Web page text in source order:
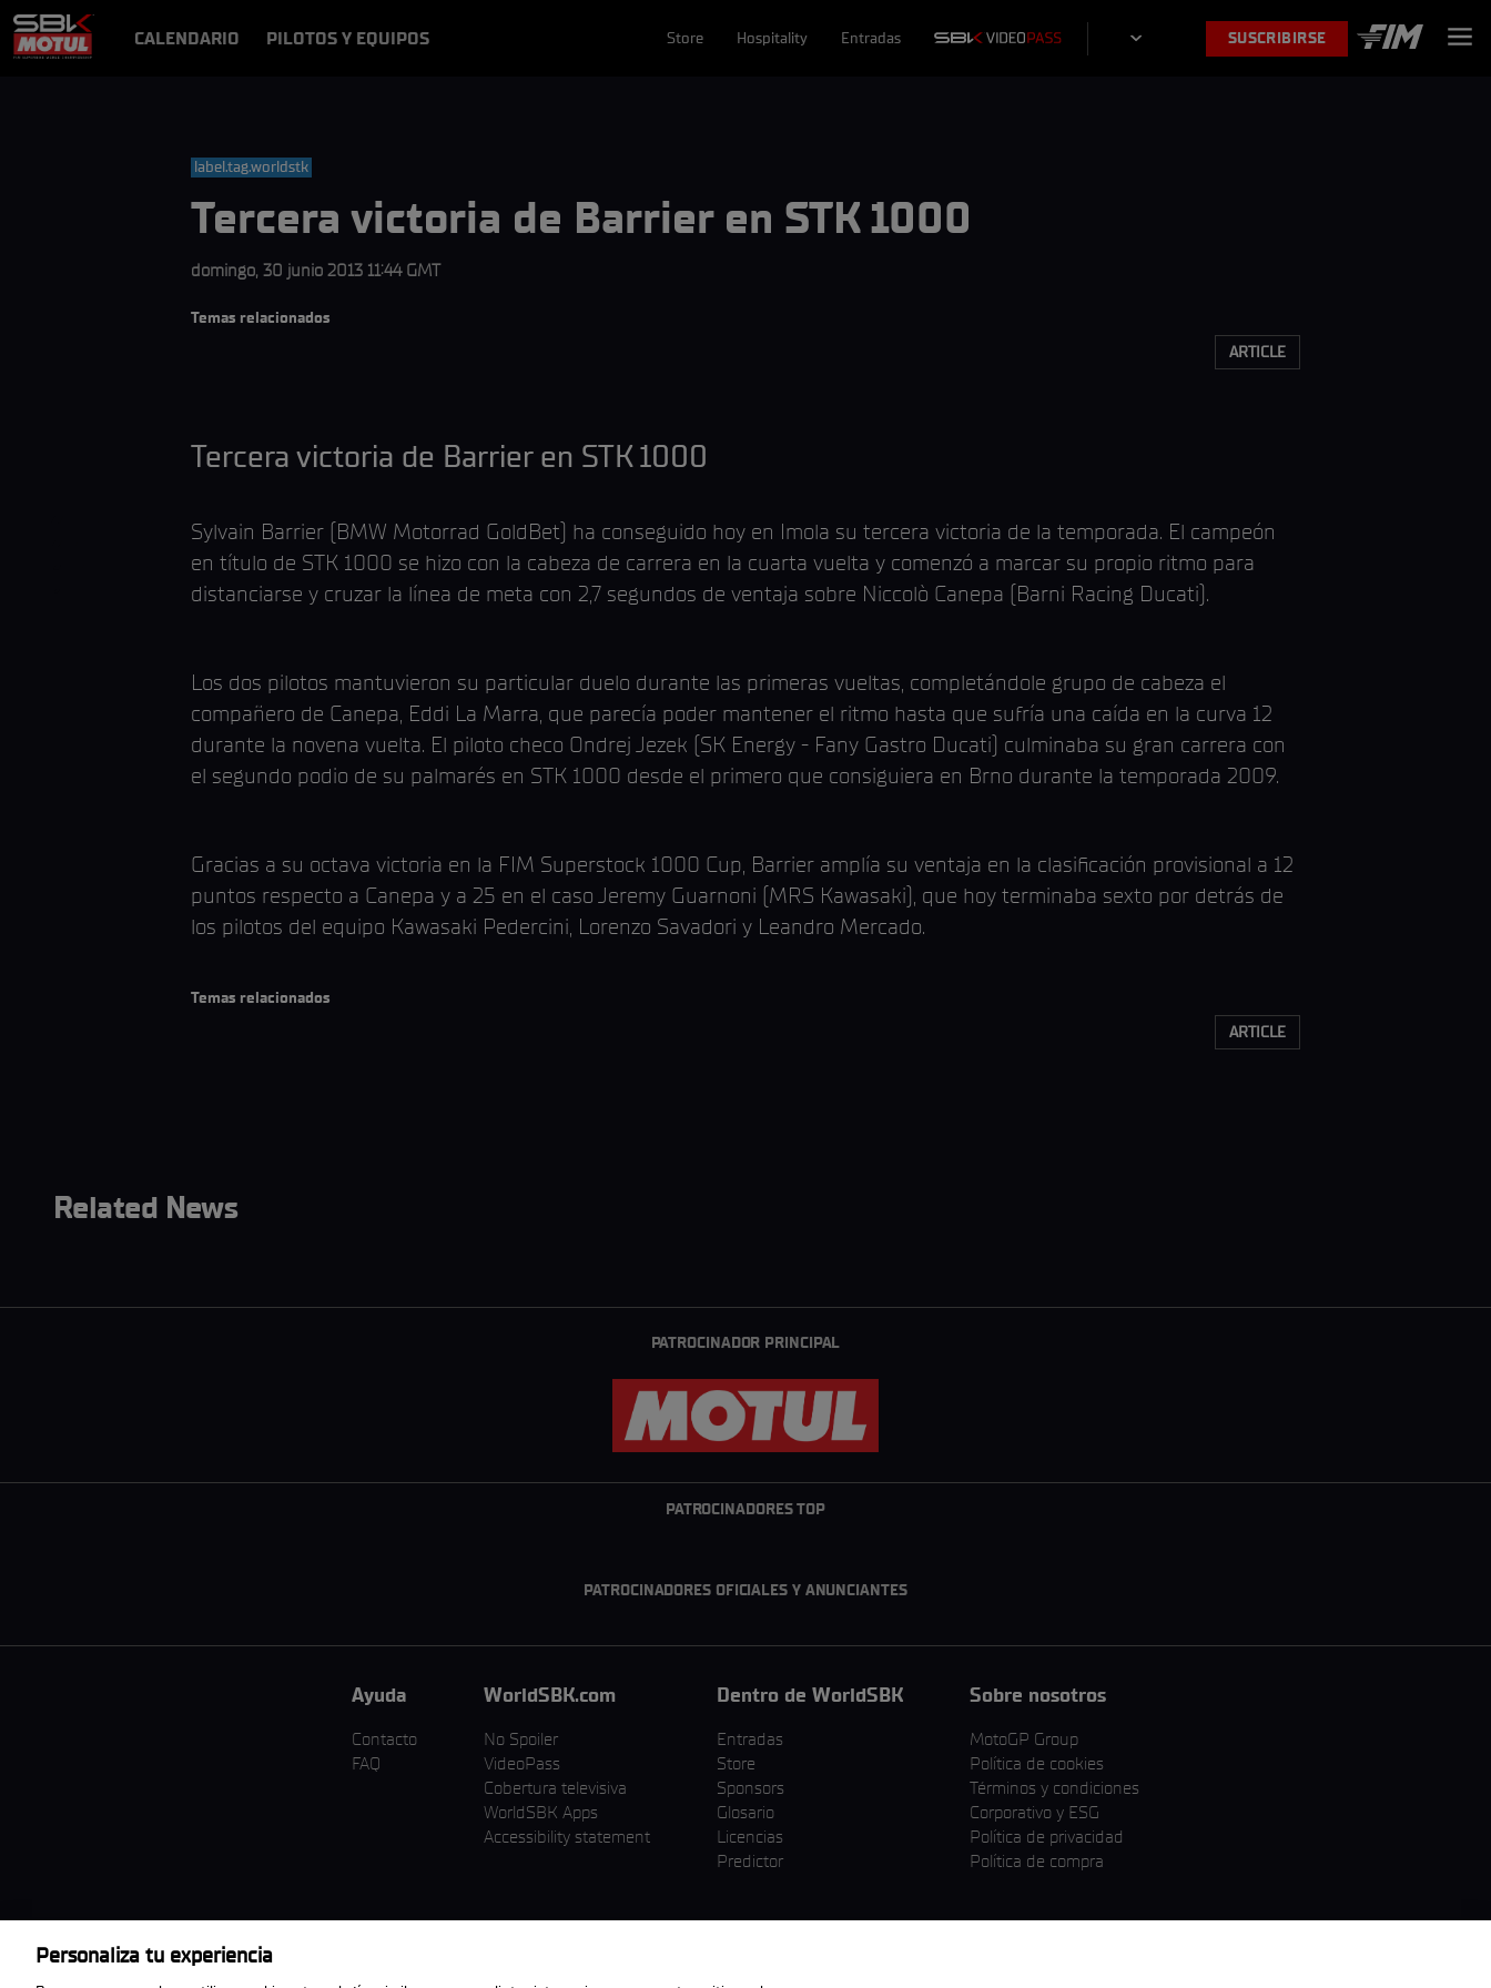
CALENDARIO PILOTOS Y EQUIPOS Store Hospitality Entradas SUSCRIBIRSE
label.tag.worldstk
Tercera victoria de Barrier en STK 1000
domingo, 30 junio 2013 11:44 GMT
Temas relacionados
ARTICLE
Tercera victoria de Barrier en STK 1000
Sylvain Barrier (BMW Motorrad GoldBet) ha conseguido hoy en Imola su tercera victoria de la temporada. El campeón
en título de STK 1000 se hizo con la cabeza de carrera en la cuarta vuelta y comenzó a marcar su propio ritmo para
distanciarse y cruzar la línea de meta con 2,7 segundos de ventaja sobre Niccolò Canepa (Barni Racing Ducati).
Los dos pilotos mantuvieron su particular duelo durante las primeras vueltas, completándole grupo de cabeza el
compañero de Canepa, Eddi La Marra, que parecía poder mantener el ritmo hasta que sufría una caída en la curva 12
durante la novena vuelta. El piloto checo Ondrej Jezek (SK Energy - Fany Gastro Ducati) culminaba su gran carrera con
el segundo podio de su palmarés en STK 1000 desde el primero que consiguiera en Brno durante la temporada 2009.
Gracias a su octava victoria en la FIM Superstock 1000 Cup, Barrier amplía su ventaja en la clasificación provisional a 12
puntos respecto a Canepa y a 25 en el caso Jeremy Guarnoni (MRS Kawasaki), que hoy terminaba sexto por detrás de
los pilotos del equipo Kawasaki Pedercini, Lorenzo Savadori y Leandro Mercado.
Temas relacionados
ARTICLE
Related News
PATROCINADOR PRINCIPAL
PATROCINADORES TOP
PATROCINADORES OFICIALES Y ANUNCIANTES
Ayuda
Contacto
FAQ
WorldSBK.com
No Spoiler
VideoPass
Cobertura televisiva
WorldSBK Apps
Accessibility statement
Dentro de WorldSBK
Entradas
Store
Sponsors
Glosario
Licencias
Predictor
Sobre nosotros
MotoGP Group
Política de cookies
Términos y condiciones
Corporativo y ESG
Política de privacidad
Política de compra
Descarga la aplicación
Personaliza tu experiencia